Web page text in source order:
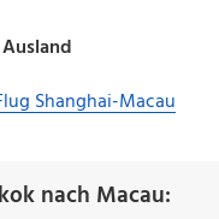
Shanghai-Macau
nach Macau: